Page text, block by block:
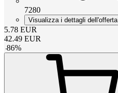
7280
Visualizza i dettagli dell'offerta
5.78 EUR
42.49 EUR
-86%